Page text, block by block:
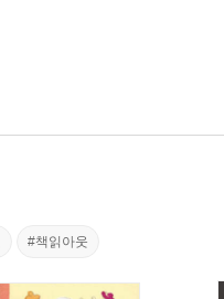
#책읽아웃